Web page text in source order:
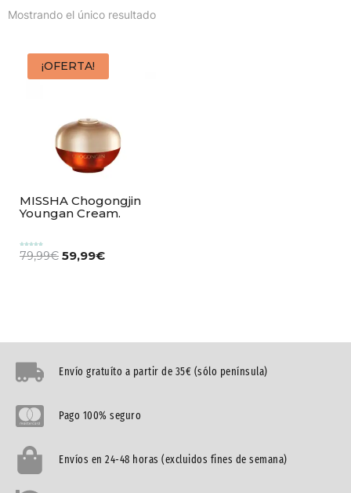
Mostrando el único resultado
¡OFERTA!
MISSHA Chogongjin
Youngan Cream.
con
5.00
79,99€ 59,99€
Envío gratuíto a partir de 35€ (sólo península)
Pago 100% seguro
Envíos en 24-48 horas (excluidos fines de semana)